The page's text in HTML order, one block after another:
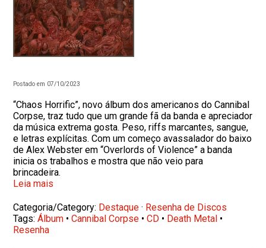
Postado em 07/10/2023
“Chaos Horrific”, novo álbum dos americanos do Cannibal
Corpse, traz tudo que um grande fã da banda e apreciador
da música extrema gosta. Peso, riffs marcantes, sangue,
e letras explícitas. Com um começo avassalador do baixo
de Alex Webster em “Overlords of Violence” a banda
inicia os trabalhos e mostra que não veio para
brincadeira.
Leia mais
Categoria/Category: Destaque · Resenha de Discos
Tags:Álbum •Cannibal Corpse •CD • Death Metal •
Resenha